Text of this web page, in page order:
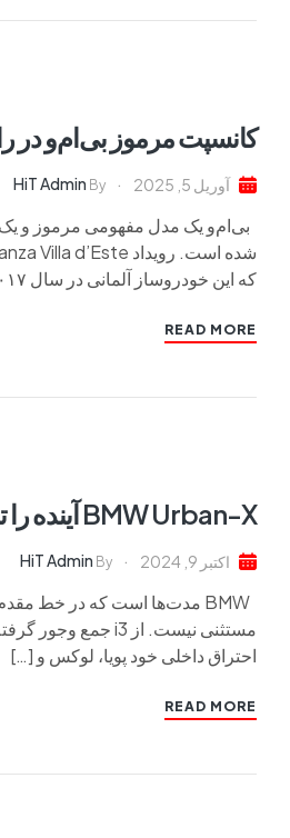
کانسپت مرموز بی‌ام‌و در
آوریل 5, 2025 By
HiT Admin
که این خودروساز آلمانی در سال ۲۰۱۷ کانسپت سری ۸، در سال ۲۰۲۳ […]
READ MORE
BMW Urban-X آینده را تسریع می‌کند
اکتبر 9, 2024 By
HiT Admin
احتراق داخلی خود پویا، لوکس و […]
READ MORE